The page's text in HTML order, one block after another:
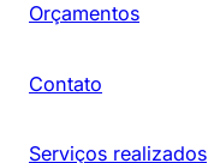
Orçamentos
Contato
Serviços realizados